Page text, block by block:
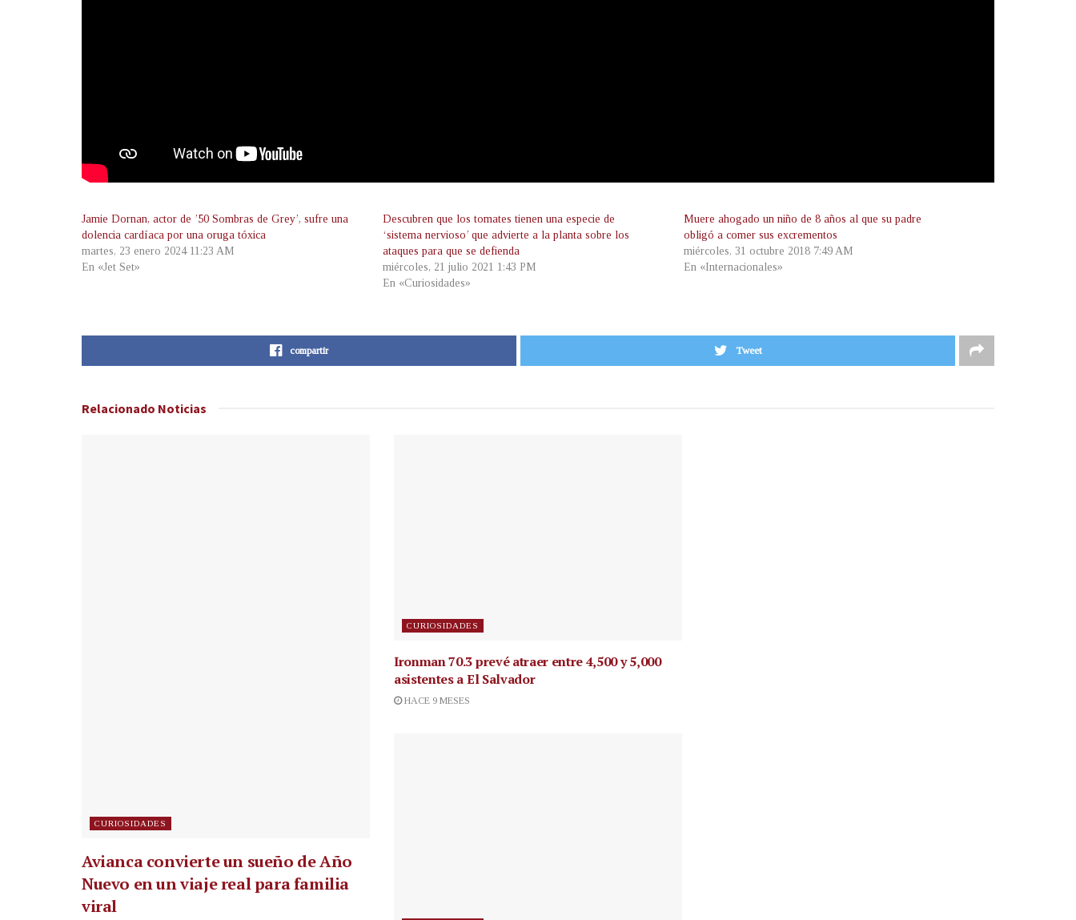
Jamie Dornan, actor de ’50 Sombras de Grey’, sufre una
dolencia cardíaca por una oruga tóxica
martes, 23 enero 2024 11:23 AM
En «Jet Set»
Descubren que los tomates tienen una especie de
‘sistema nervioso’ que advierte a la planta sobre los
ataques para que se defienda
miércoles, 21 julio 2021 1:43 PM
En «Curiosidades»
Muere ahogado un niño de 8 años al que su padre
obligó a comer sus excrementos
miércoles, 31 octubre 2018 7:49 AM
En «Internacionales»
compartir Tweet
Relacionado Noticias
CURIOSIDADES
Avianca convierte un sueño de Año
Nuevo en un viaje real para familia
viral
CURIOSIDADES
Ironman 70.3 prevé atraer entre 4,500 y 5,000
asistentes a El Salvador
HACE 9 MESES